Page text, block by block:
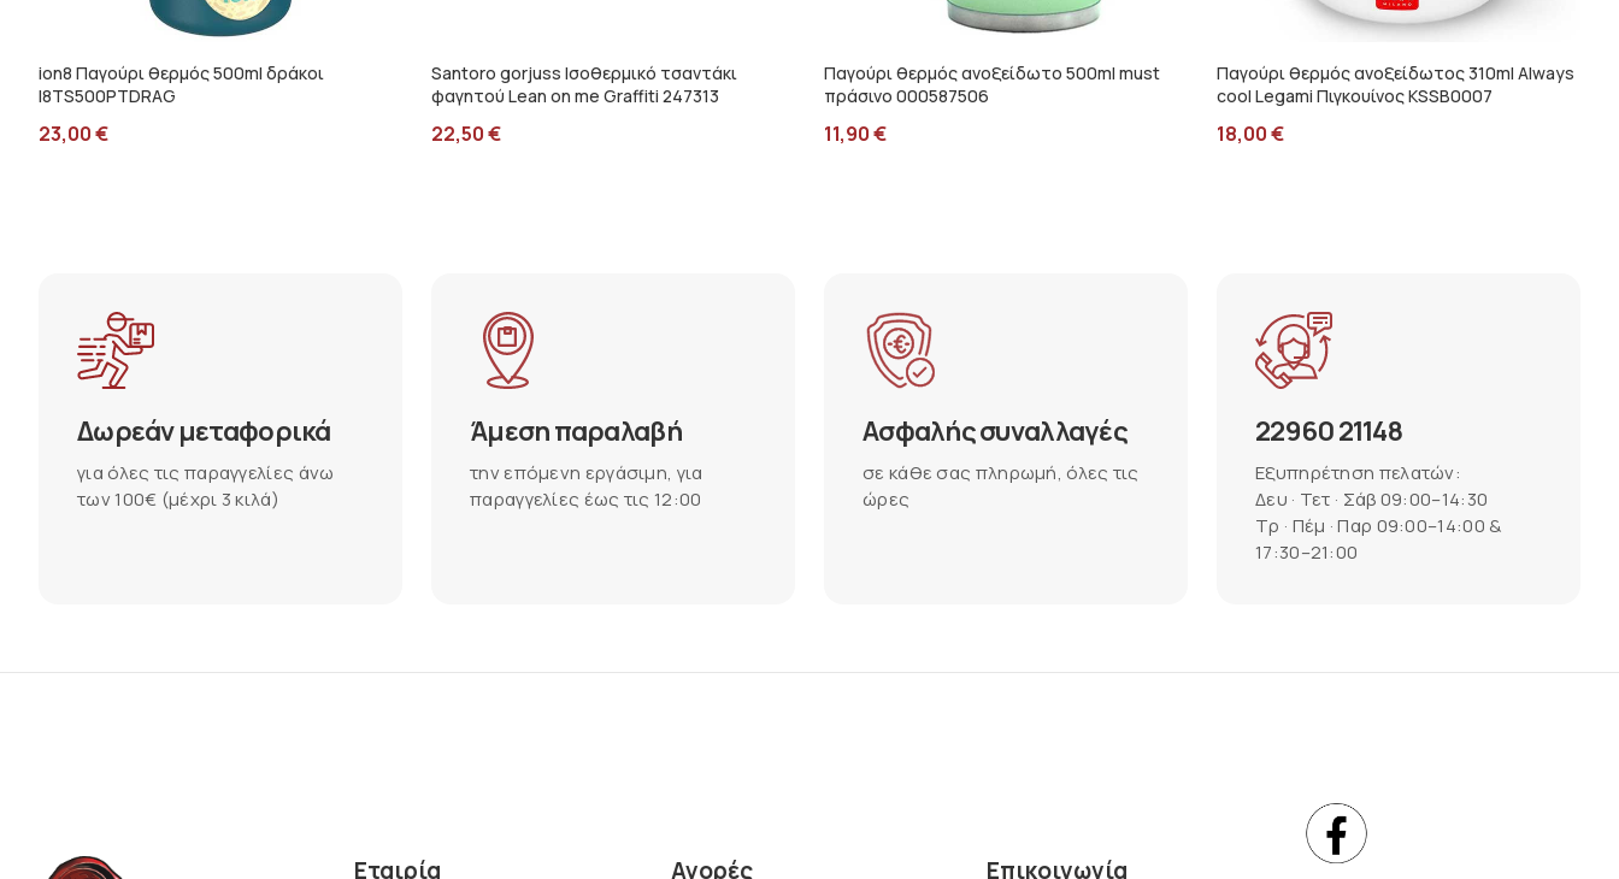
ion8 Παγούρι θερμός 500ml δράκοι
I8TS500PTDRAG
23,00€
Santoro gorjuss Ισοθερμικό τσαντάκι
φαγητού Lean on me Graffiti 247313
22,50€
Παγούρι θερμός ανοξείδωτο 500ml must
πράσινο 000587506
11,90€
Παγούρι θερμός ανοξείδωτος 310ml Always
cool Legami Πιγκουίνος KSSB0007
18,00€
Δωρεάν μεταφορικά
για όλες τις παραγγελίες άνω
των 100€ (μέχρι 3 κιλά)
Άμεση παραλαβή
την επόμενη εργάσιμη, για
παραγγελίες έως τις 12:00
Ασφαλής συναλλαγές
σε κάθε σας πληρωμή, όλες τις
ώρες
22960 21148
Εξυπηρέτηση πελατών:
Δευ · Τετ · Σάβ 09:00–14:30
Τρ · Πέμ · Παρ 09:00–14:00 &
17:30–21:00
Εταιρία Αγορές Επικοινωνία